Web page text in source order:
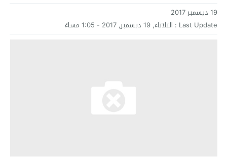
19 ديسمبر 2017
Last Update : الثلاثاء, 19 ديسمبر, 2017 - 1:05 مساءً